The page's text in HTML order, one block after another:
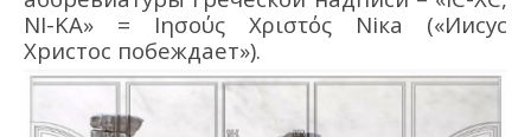
NI-KA» = Ιησούς Χριστός Nіка («Иисус
Христос побеждает»).